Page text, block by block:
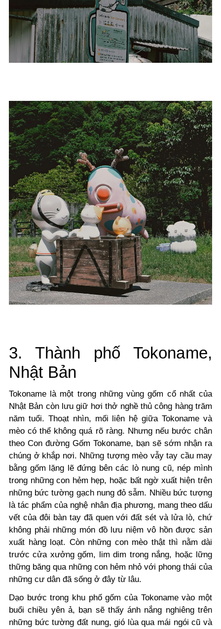
3. Thành phố Tokoname,
Nhật Bản
Tokoname là một trong những vùng gốm cổ nhất của
Nhật Bản còn lưu giữ hơi thở nghề thủ công hàng trăm
năm tuổi. Thoạt nhìn, mối liên hệ giữa Tokoname và
mèo có thể không quá rõ ràng. Nhưng nếu bước chân
theo Con đường Gốm Tokoname, bạn sẽ sớm nhận ra
chúng ở khắp nơi. Những tượng mèo vẫy tay cầu may
bằng gốm lặng lẽ đứng bên các lò nung cũ, nép mình
trong những con hẻm hẹp, hoặc bất ngờ xuất hiện trên
những bức tường gạch nung đỏ sẫm. Nhiều bức tượng
là tác phẩm của nghệ nhân địa phương, mang theo dấu
vết của đôi bàn tay đã quen với đất sét và lửa lò, chứ
không phải những món đồ lưu niệm vô hồn được sản
xuất hàng loạt. Còn những con mèo thật thì nằm dài
trước cửa xưởng gốm, lim dim trong nắng, hoặc lững
thững băng qua những con hẻm nhỏ với phong thái của
những cư dân đã sống ở đây từ lâu.
Dạo bước trong khu phố gốm của Tokoname vào một
buổi chiều yên ả, bạn sẽ thấy ánh nắng nghiêng trên
những bức tường đất nung, gió lùa qua mái ngói cũ và